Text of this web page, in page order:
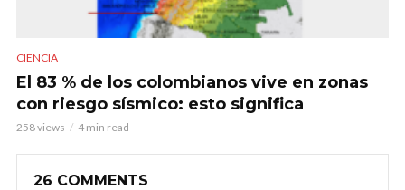
CIENCIA
El 83 % de los colombianos vive en zonas
con riesgo sísmico: esto significa
258 views 4 min read
26 COMMENTS